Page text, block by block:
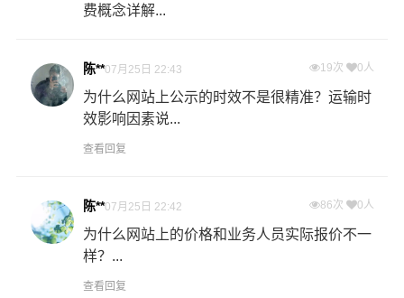
费概念详解...
陈**07月25日 22:43 19次 0人
为什么网站上公示的时效不是很精准？运输时
效影响因素说...
查看回复
陈**07月25日 22:42 86次 0人
为什么网站上的价格和业务人员实际报价不一
样？...
查看回复